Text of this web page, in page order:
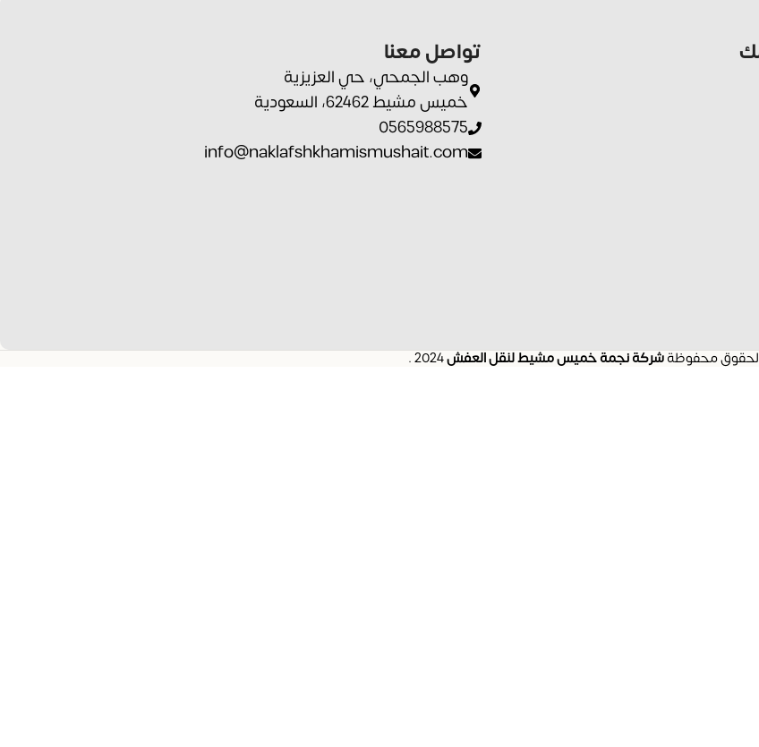
تواصل معنا
وهب الجمحي، حي العزيزية
خميس مشيط 62462، السعودية
0565988575
info@naklafshkhamismushait.com
محفوظةشركة نجمة خميس مشيط لنقل العفش2024
.